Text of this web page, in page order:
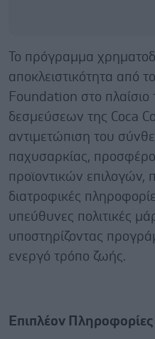
Το πρόγραμμα
αποκλειστικότητα από
Foundation στο
δεσμεύσεων της Coca
αντιμετώπιση του
παχυσαρκίας,
προϊοντικών επιλογών,
διατροφικές
υπεύθυνες πολιτικές
υποστηρίζοντας
ενεργό τρόπο ζωής.
Επιπλέον Πληροφορίες